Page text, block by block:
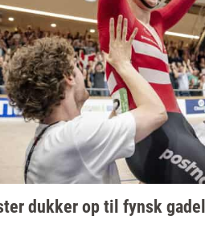
duk­ker op til fynsk